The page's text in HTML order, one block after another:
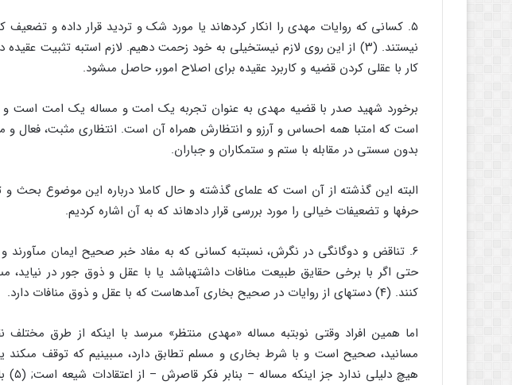
۵. کسانى که روایات مهدى را انکار کرده‏اند یا مورد شک و تردید قرار داده و
نیستند. (۳) از این روى لازم نیست‏خیلى به خود زحمت دهیم. لازم است‏به تثبیت
کار با عقلى کردن قضیه و کاربرد عقیده براى اصلاح امور، حاصل مى‏شود.
برخورد شهید صدر با قضیه مهدى به عنوان تجربه یک امت و مساله یک امت است
است که امت‏با همه احساس و آرزو و انتظارش همراه آن است. انتظارى مثبت، فعال و
بدون سستى در مقابله با ستم و ستمکاران و جباران.
البته این گذشته از آن است که علماى گذشته و حال کاملا درباره این موضوع بحث و
حرفها و تضعیفات خیالى را مورد بررسى قرار داده‏اند که به آن اشاره کردیم.
۶. تناقض و دوگانگى در نگرش، نسبت‏به کسانى که به مفاد خبر صحیح ایمان
حتى اگر با برخى حقایق طبیعت منافات داشته‏باشد یا با عقل و ذوق جور در نیاید،
کنند. (۴) دسته‏اى از روایات در صحیح بخارى آمده‏است که با عقل و ذوق منافات دارد.
اما همین افراد وقتى نوبت‏به مساله «مهدى منتظر» مى‏رسد با اینکه از طرق
مسانید، صحیح است و با شرط بخارى و مسلم تطابق دارد، مى‏بینیم که توقف مى‏کند
هیچ